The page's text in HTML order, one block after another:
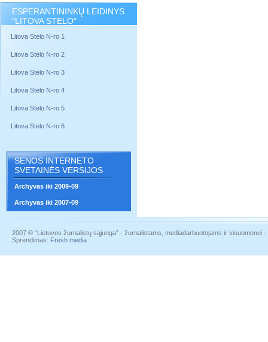
ESPERANTININKŲ LEIDINYS
"LITOVA STELO"
Litova Stelo N-ro 1
Litova Stelo N-ro 2
Litova Stelo N-ro 3
Litova Stelo N-ro 4
Litova Stelo N-ro 5
Litova Stelo N-ro 6
SENOS INTERNETO
SVETAINĖS VERSIJOS
Archyvas iki 2009-09
Archyvas iki 2007-09
2007 © “Lietuvos žurnalistų sąjunga” - žurnalistams, mediadarbuotojams ir visuomenei
Sprendimas: Fresh media